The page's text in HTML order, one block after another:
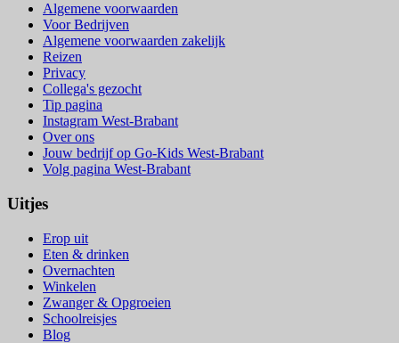
Algemene voorwaarden
Voor Bedrijven
Algemene voorwaarden zakelijk
Reizen
Privacy
Collega's gezocht
Tip pagina
Instagram West-Brabant
Over ons
Jouw bedrijf op Go-Kids West-Brabant
Volg pagina West-Brabant
Uitjes
Erop uit
Eten & drinken
Overnachten
Winkelen
Zwanger & Opgroeien
Schoolreisjes
Blog